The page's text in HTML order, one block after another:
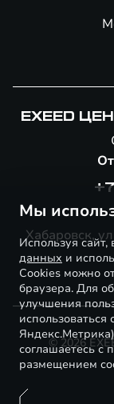
EXEED
Хабаровск,
© 2026
Мы
Используя
данных и
Cookies можно
браузера. Для
улучшения
соглашаетесь с
размещением